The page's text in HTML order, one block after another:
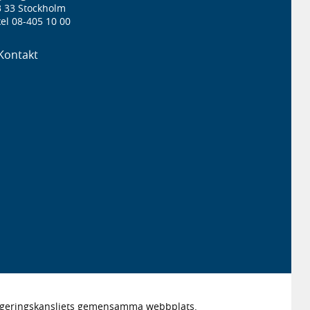
33 Stockholm
08-405 10 00
gemensamma webbplats.